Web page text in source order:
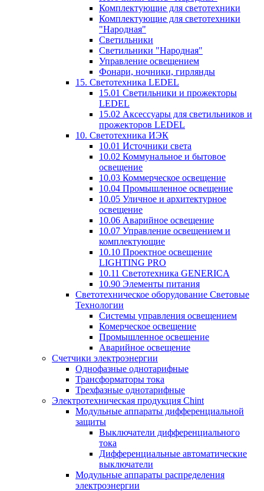
Комплектующие для светотехники
Комплектующие для светотехники
"Народная"
Светильники
Светильники "Народная"
Управление освещением
Фонари, ночники, гирлянды
15. Светотехника LEDEL
15.01 Светильники и прожекторы
LEDEL
15.02 Аксессуары для светильников и
прожекторов LEDEL
10. Светотехника ИЭК
10.01 Источники света
10.02 Коммунальное и бытовое
освещение
10.03 Коммерческое освещение
10.04 Промышленное освещение
10.05 Уличное и архитектурное
освещение
10.06 Аварийное освещение
10.07 Управление освещением и
комплектующие
10.10 Проектное освещение
LIGHTING PRO
10.11 Светотехника GENERICA
10.90 Элементы питания
Светотехническое оборудование Световые
Технологии
Системы управления освещением
Комерческое освещение
Промышленное освещение
Аварийное освещение
Счетчики электроэнергии
Однофазные однотарифные
Трансформаторы тока
Трехфазные однотарифные
Электротехническая продукция Chint
Модульные аппараты дифференциальной
защиты
Выключатели дифференциального
тока
Дифференциальные автоматические
выключатели
Модульные аппараты распределения
электроэнергии